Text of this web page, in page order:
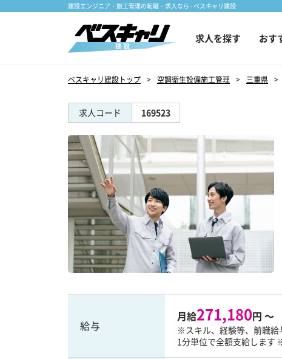
建設エンジニア・施工管理の転職・求人なら - ベスキャリ建設
求人を探す おす
ベスキャリ建設トップ 空調衛生設備施工管理 三重県
求人コード 169523
給与
月給271,180円 ～
※スキル、経験等、前職給
1分単位で全額支給しま